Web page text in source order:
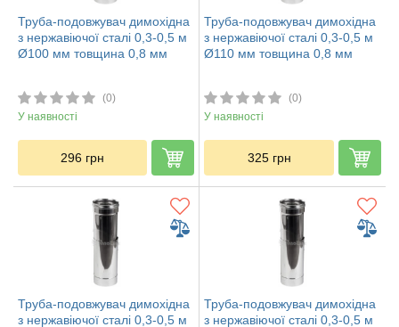
Труба-подовжувач димохідна
з нержавіючої сталі 0,3-0,5 м
Ø100 мм товщина 0,8 мм
(0)
У наявності
296 грн
Труба-подовжувач димохідна
з нержавіючої сталі 0,3-0,5 м
Ø110 мм товщина 0,8 мм
(0)
У наявності
325 грн
Труба-подовжувач димохідна
з нержавіючої сталі 0,3-0,5 м
Труба-подовжувач димохідна
з нержавіючої сталі 0,3-0,5 м